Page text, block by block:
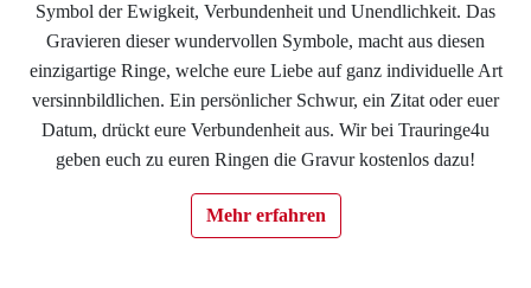
Symbol der Ewigkeit, Verbundenheit und Unendlichkeit. Das
Gravieren dieser wundervollen Symbole, macht aus diesen
einzigartige Ringe, welche eure Liebe auf ganz individuelle Art
versinnbildlichen. Ein persönlicher Schwur, ein Zitat oder euer
Datum, drückt eure Verbundenheit aus. Wir bei Trauringe4u
geben euch zu euren Ringen die Gravur kostenlos dazu!
Mehr erfahren
Cookies
Datenschutzerklärung
Impressum
Individuelle Trauringe